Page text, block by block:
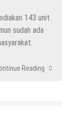
143 unit.
sudah ada
Reading